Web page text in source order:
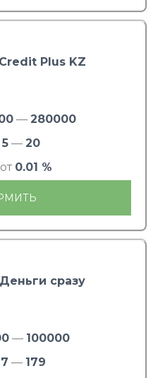
Credit Plus KZ
— 280000
5— 20
0.01 %
Деньги сразу
— 100000
— 179